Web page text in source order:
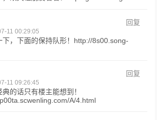
回复
11 00:29:05
下，下面的保持队形！http://8s00.song-
回复
11 09:26:45
典的话只有楼主能想到！
A/4.html